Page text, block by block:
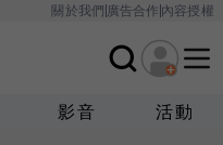
關於我們廣告合作內容授權
影音 活動